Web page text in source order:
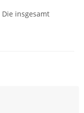
insgesamt